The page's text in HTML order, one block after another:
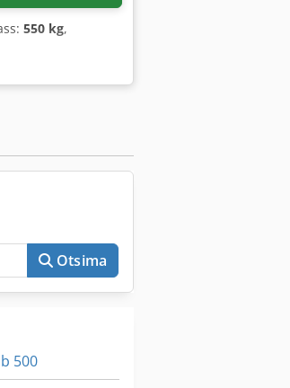
550 kg,
Otsima
500